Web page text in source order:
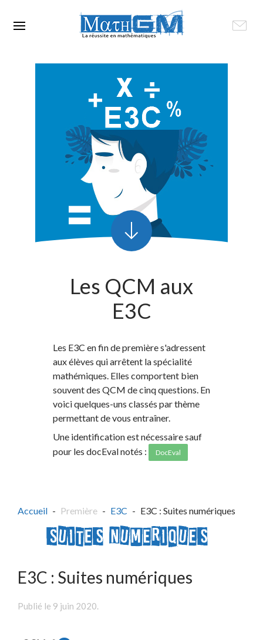
Les QCM aux
E3C
Les E3C en fin de première s'adressent
aux élèves qui arrêtent la spécialité
mathémiques. Elles comportent bien
souvent des QCM de cinq questions. En
voici quelques-uns classés par thème
permettant de vous entraîner.
Une identification est nécessaire sauf
pour les docEval notés :
DocEval
Accueil Première E3C E3C : Suites numériques
E3C : Suites numériques
Publié le 9 juin 2020.